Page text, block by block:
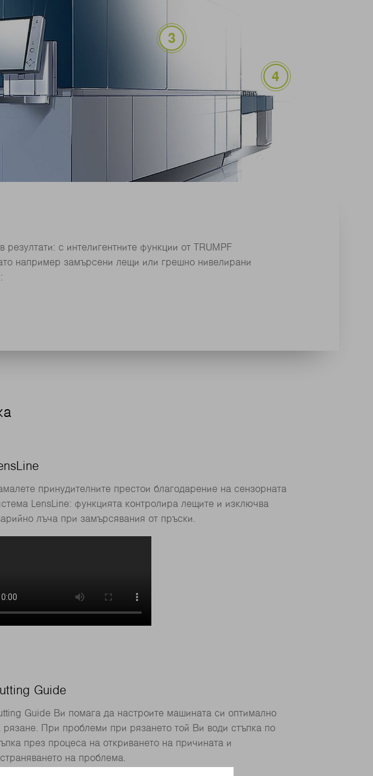
с интелигентните функции от TRUMPF
например замърсени лещи или грешно нивелирани
принудителните престои благодарение на сензорната
LensLine: функцията контролира лещите и изключва
лъча при замърсявания от пръски.
Guide
Guide Ви помага да настроите машината си оптимално
рязане. При проблеми при рязането той Ви води стъпка по
през процеса на откриването на причината и
на проблема.